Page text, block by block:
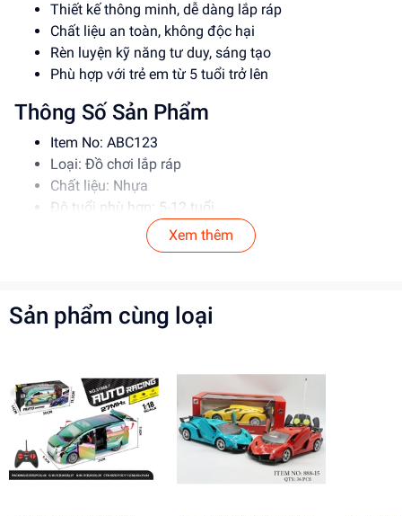
Thiết kế thông minh, dễ dàng lắp ráp
Chất liệu an toàn, không độc hại
Rèn luyện kỹ năng tư duy, sáng tạo
Phù hợp với trẻ em từ 5 tuổi trở lên
Thông Số Sản Phẩm
Item No: ABC123
Loại: Đồ chơi lắp ráp
Chất liệu: Nhựa
Độ tuổi phù hợp: 5-12 tuổi
Hướng Dẫn Sử Dụng
Để xa tầm tay trẻ nhỏ khi không sử dụng
Phát triển tư duy, sáng tạo
Rèn luyện kỹ năng lắp ráp, giải quyết vấn đề
Tăng cường khả năng phối hợp tay mắt
Mua ngay tạidochoitinphat.com
, chúng tôi cung cấp giá sỉ
cho khách buôn. Liên hệ ngay để biết thêm thông tin!
Xem thêm
Sản phẩm cùng loại